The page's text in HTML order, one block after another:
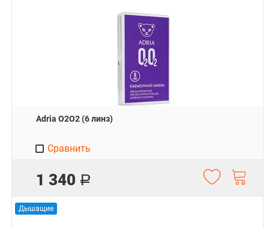
Adria O2O2 (6 линз)
1 340 Р
Сравнить
Дышащие